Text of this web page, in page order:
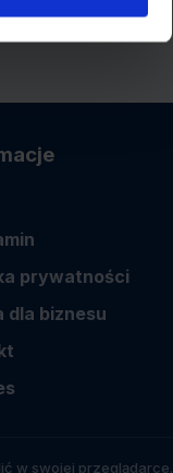
prywatności
dla biznesu
w swojej przeglądarce.